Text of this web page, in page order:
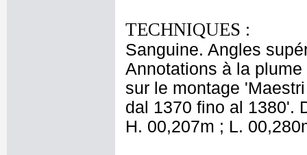
TECHNIQUES :
Sanguine. Angles
Annotations à la
sur le montage
dal 1370 fino al 1380'.
H. 00,207m ; L.